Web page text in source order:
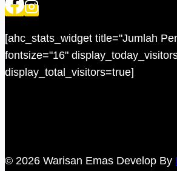
[ahc_stats_widget title="Jumlah
fontsize="16"
display_total_visitors=true]
© 2026 Warisan Emas Develop By